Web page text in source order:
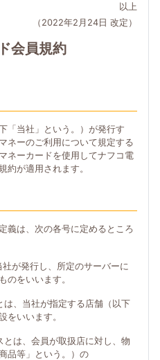
以上
（2022年2月24日 改定）
会員規約
「当社」という。）が発行す
ネーのご利用について規定する
ネーカードを使用してナフコ電
約が適用されます。
義は、次の各号に定めるところ
社が発行し、所定のサーバーに
のをいいます。
は、当社が指定する店舗（以下
をいいます。
とは、会員が取扱店に対し、物
品等」という。）の